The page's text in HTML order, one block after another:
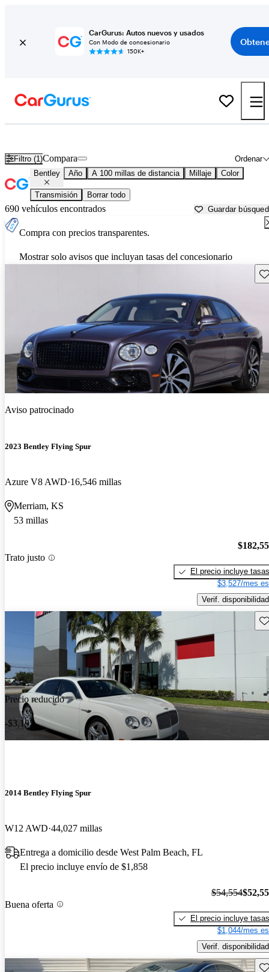
CarGurus: Autos nuevos y usados
Con Modo de concesionario
150K+
Filtro (1) Ordenar
Compara
Bentley Año A 100 millas de distancia Millaje Color
Transmisión Borrar todo
690 vehículos encontrados Guardar
Compra con precios transparentes.
Mostrar solo avisos que incluyan tasas del concesionario
Aviso patrocinado
2023 Bentley Flying Spur
Azure V8 AWD 16,546 millas
Merriam, KS
53 millas
Trato justo
El precio incluye tasas
$3,527/mes
Verif. disponibilidad
Precio reducido
-$3,195
2014 Bentley Flying Spur
W12 AWD 44,027 millas
Entrega a domicilio desde West Palm Beach, FL
El precio incluye envío de $1,858
Buena oferta
$54,554
El precio incluye tasas
$1,044/mes
Verif. disponibilidad